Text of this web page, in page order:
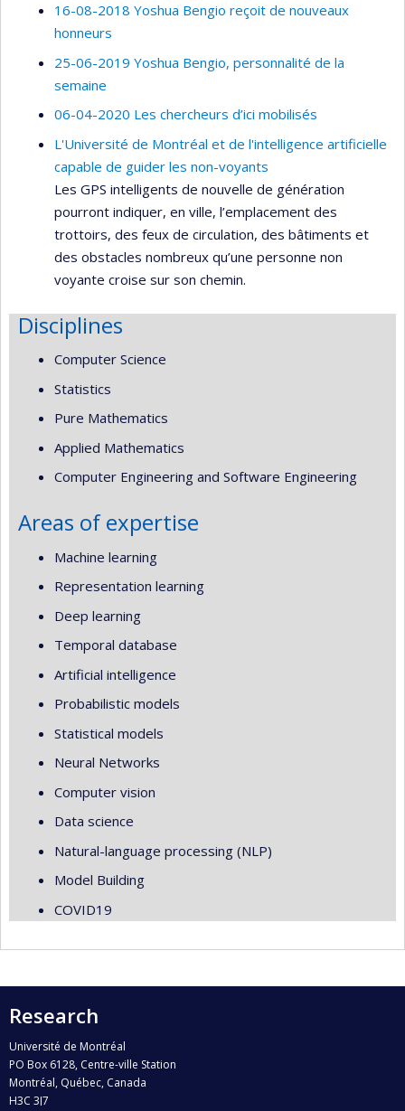
16-08-2018 Yoshua Bengio reçoit de nouveaux
honneurs
25-06-2019 Yoshua Bengio, personnalité de la
semaine
06-04-2020 Les chercheurs d’ici mobilisés
L'Université de Montréal et de l'intelligence artificielle
capable de guider les non-voyants
Les GPS intelligents de nouvelle de génération
pourront indiquer, en ville, l’emplacement des
trottoirs, des feux de circulation, des bâtiments et
des obstacles nombreux qu’une personne non
voyante croise sur son chemin.
Disciplines
Computer Science
Statistics
Pure Mathematics
Applied Mathematics
Computer Engineering and Software Engineering
Areas of expertise
Machine learning
Representation learning
Deep learning
Temporal database
Artificial intelligence
Probabilistic models
Statistical models
Neural Networks
Computer vision
Data science
Natural-language processing (NLP)
Model Building
COVID19
Research
Université de Montréal
PO Box 6128, Centre-ville Station
Montréal, Québec, Canada
H3C 3J7